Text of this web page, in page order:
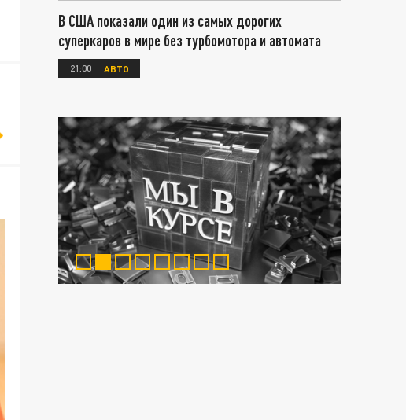
В США показали один из самых дорогих
суперкаров в мире без турбомотора и автомата
21:00 АВТО